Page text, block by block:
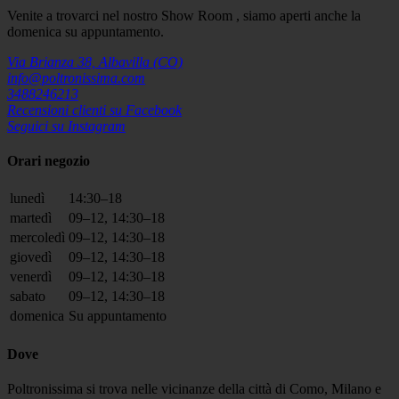
Venite a trovarci nel nostro Show Room , siamo aperti anche la
domenica su appuntamento.
Via Brianza 38, Albavilla (CO)
info@poltronissima.com
3488246213
Recensioni clienti su Facebook
Seguici su Instagram
Orari negozio
lunedì
14:30–18
martedì
09–12, 14:30–18
mercoledì 09–12, 14:30–18
giovedì
09–12, 14:30–18
venerdì
09–12, 14:30–18
sabato
09–12, 14:30–18
domenica Su appuntamento
Dove
Poltronissima si trova nelle vicinanze della città di Como, Milano e